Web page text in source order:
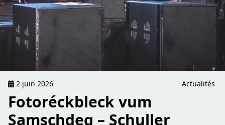
2 juin 2026 Actualités
Fotoréckbleck vum
Samschdeg – Schuller